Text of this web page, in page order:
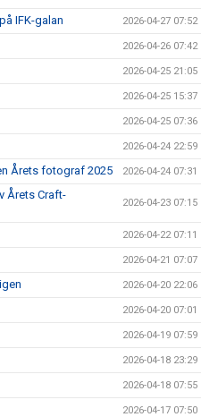
IFK-galan 2026-04-27 07:52
2026-04-26 07:42
2026-04-25 21:05
2026-04-25 15:37
2026-04-25 07:36
2026-04-24 22:59
Årets fotograf 2025 2026-04-24 07:31
Årets Craft-
2026-04-23 07:15
2026-04-22 07:11
2026-04-21 07:07
2026-04-20 22:06
2026-04-20 07:01
2026-04-19 07:59
2026-04-18 23:29
2026-04-18 07:55
2026-04-17 07:50